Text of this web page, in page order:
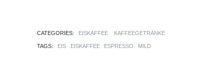
CATEGORIES: EISKAFFEE KAFFEEGETRÄNKE
TAGS: EIS EISKAFFEE ESPRESSO MILD